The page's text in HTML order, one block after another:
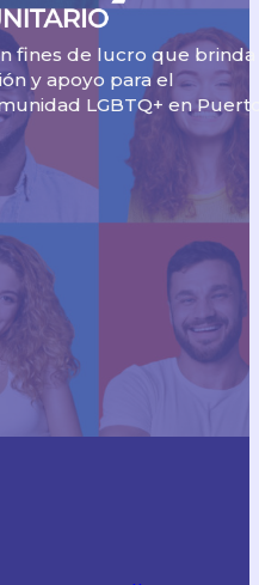
fines de lucro que brinda
y apoyo para el
LGBTQ+ en